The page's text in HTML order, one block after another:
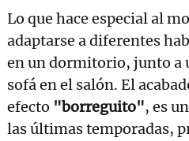
Lo que hace especial al
adaptarse a diferentes
en un dormitorio, junto a
sofá en el salón. El
efecto "borreguito", es
las últimas temporadas,